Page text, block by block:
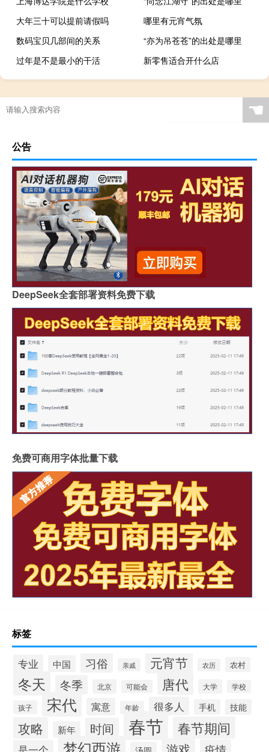
大年三十可以提前请假吗
哪里有元宵气氛
数码宝贝几部间的关系
“亦为吊苍苍”的出处是哪里
过年是不是最小的干活
新零售适合开什么店
☚
公告
DeepSeek全套部署资料免费下载
免费可商用字体批量下载
标签
专业 中国 习俗 亲戚 元宵节 农历 农村
冬天 冬季 北京 可能会 唐代 大学 学校
孩子 宋代 寓意 年龄 很多人 手机 技能
攻略 新年 时间 春节 春节期间
梦幻西游